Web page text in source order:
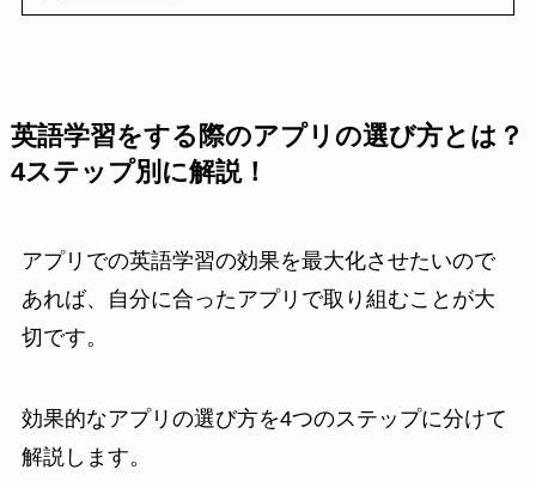
英語学習をする際のアプリの選び方とは？
4ステップ別に解説！
アプリでの英語学習の効果を最大化させたいので
あれば、自分に合ったアプリで取り組むことが大
切です。
効果的なアプリの選び方を4つのステップに分けて
解説します。